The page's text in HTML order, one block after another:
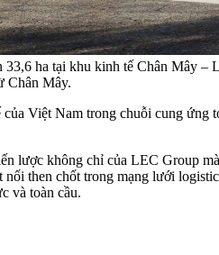
ha tại khu kinh tế Chân Mây –
Chân Mây.
Việt Nam trong chuỗi cung
lược không chỉ của LEC Group
then chốt trong mạng lưới
và toàn cầu.